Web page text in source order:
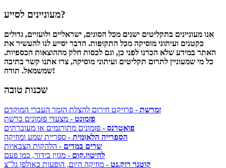
מעוניינים לסייע?
אנו מעוניינים בתקליטים ישנים מכל הסוגים, ישראליים ולועזיים, גדולים
כקטנים ועיתוני מוסיקה מכל התקופות. הדבר יסייע לנו להעשיר את
האתר במידע שלא הכרנו לפני כן, וגם לכסות חלק מההוצאות הכספיות.
כל מי שמעוניין לתרום תקליטים ועיתוני מוסיקה, צרו אתנו קשר בתיבה
שמשמאל. תודה!
שכנות טובה
זמרשת - פרויקט חירום להצלת הזמר העברי המוקדם
פזמונט - מצעדי פזמונים ברשת
פואטרנס - פזמונים מתורגמים או מעוברתים
הספרייה הלאומית - ספריית שמע ומוזיקה
שרים במדים - הלהקות הצבאיות
להיטון.קום - מגזין בידור, כמו פעם
קוטנר רוק.נט - מוזיקה היום, הופעות באולפן גל"צ